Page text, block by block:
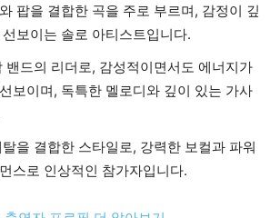
팝을 결합한 곡을 주로 부르며, 감정이 깊
보이는 솔로 아티스트입니다.
밴드의 리더로, 감성적이면서도 에너지가
보이며, 독특한 멜로디와 깊이 있는 가사
을 결합한 스타일로, 강력한 보컬과 파워
스로 인상적인 참가자입니다.